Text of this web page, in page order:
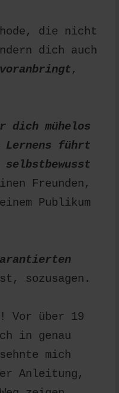
die nicht
dich auch
,
dich mühelos
Lernens führt
selbstbewusst
Freunden,
Publikum
sozusagen.
über 19
in genau
mich
Anleitung,